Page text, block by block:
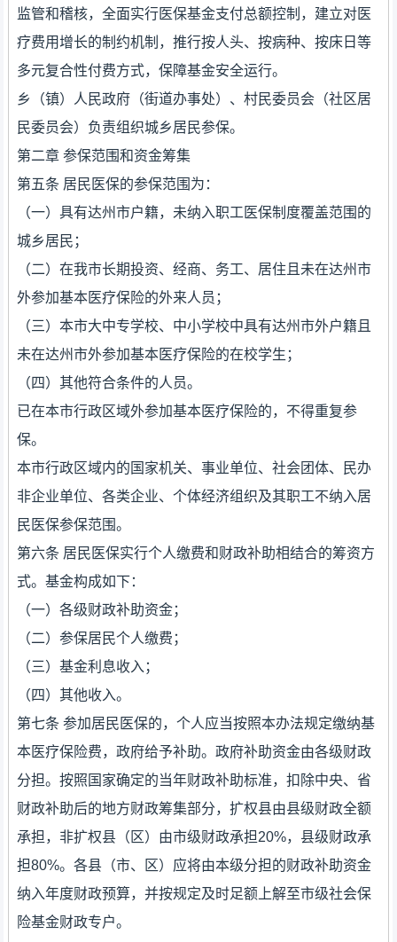
监管和稽核，全面实行医保基金支付总额控制，建立对医
疗费用增长的制约机制，推行按人头、按病种、按床日等
多元复合性付费方式，保障基金安全运行。
乡（镇）人民政府（街道办事处）、村民委员会（社区居
民委员会）负责组织城乡居民参保。
第二章 参保范围和资金筹集
第五条 居民医保的参保范围为：
（一）具有达州市户籍，未纳入职工医保制度覆盖范围的
城乡居民；
（二）在我市长期投资、经商、务工、居住且未在达州市
外参加基本医疗保险的外来人员；
（三）本市大中专学校、中小学校中具有达州市外户籍且
未在达州市外参加基本医疗保险的在校学生；
（四）其他符合条件的人员。
已在本市行政区域外参加基本医疗保险的，不得重复参
保。
本市行政区域内的国家机关、事业单位、社会团体、民办
非企业单位、各类企业、个体经济组织及其职工不纳入居
民医保参保范围。
第六条 居民医保实行个人缴费和财政补助相结合的筹资方
式。基金构成如下：
（一）各级财政补助资金；
（二）参保居民个人缴费；
（三）基金利息收入；
（四）其他收入。
第七条 参加居民医保的，个人应当按照本办法规定缴纳基
本医疗保险费，政府给予补助。政府补助资金由各级财政
分担。按照国家确定的当年财政补助标准，扣除中央、省
财政补助后的地方财政筹集部分，扩权县由县级财政全额
承担，非扩权县（区）由市级财政承担20%，县级财政承
担80%。各县（市、区）应将由本级分担的财政补助资金
纳入年度财政预算，并按规定及时足额上解至市级社会保
险基金财政专户。